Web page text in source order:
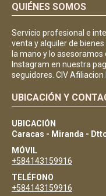
QUIÉNES SOMOS
Servicio profesional e
venta y alquiler de
la mano y lo
Instagram en nuestra
seguidores. CIV Afiliacion
UBICACIÓN Y
UBICACIÓN
Caracas - Miranda -
MÓVIL
+584143159916
TELÉFONO
+584143159916